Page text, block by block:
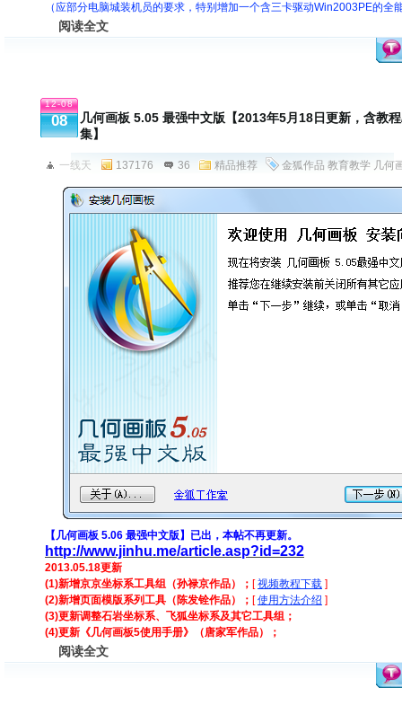
（应部分电脑城装机员的要求，特别增加一个含三卡驱动Win2003PE的全
阅读全文
12-08
08
几何画板 5.05 最强中文版【2013年5月18日更新，含教
集】
一线天 137176 36 精品推荐 金狐作品 教育教学 几何
【几何画板 5.06 最强中文版】已出，本帖不再更新。
http://www.jinhu.me/article.asp?id=232
2013.05.18更新
(1)新增京京坐标系工具组（孙禄京作品）； [视频教程下载 ]
(2)新增页面模版系列工具（陈发铨作品）； [使用方法介绍 ]
(3)更新调整石岩坐标系、飞狐坐标系及其它工具组；
(4)更新《几何画板5使用手册》（唐家军作品）；
阅读全文